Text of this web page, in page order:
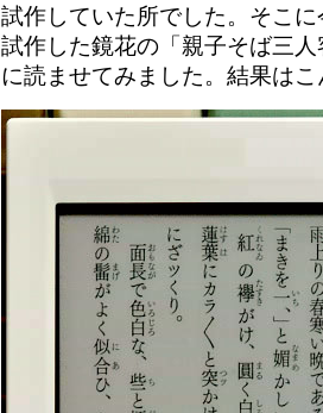
試作していた所でした。そこ
試作した鏡花の「親子そば三
に読ませてみました。結果は